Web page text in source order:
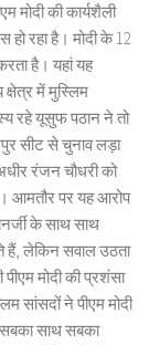
मोदी की कार्यशैली
हो रहा है। मोदी के 12
है। यहां यह
में मुस्लिम
रहे यूसुफ पठान ने तो
सीट से चुनाव लड़ा
रंजन चौधरी को
आमतौर पर यह आरोप
के साथ साथ
हैं, लेकिन सवाल उठता
मोदी की प्रशंसा
सांसदों ने पीएम मोदी
सबका साथ सबका